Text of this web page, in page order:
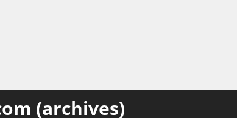
(archives)